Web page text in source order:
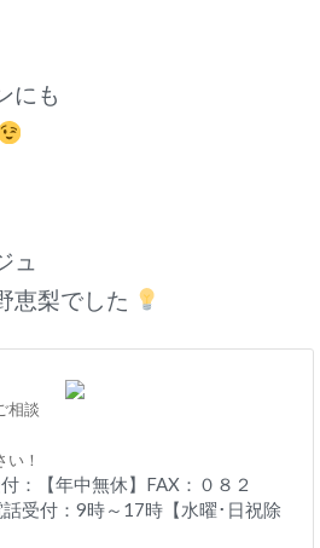
にも
ュ
恵梨でした
相談
！
：【年中無休】FAX：０８２
受付：9時～17時【水曜･日祝除